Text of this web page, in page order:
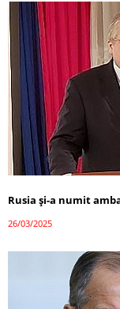
Rusia și-a numit
26/03/2025